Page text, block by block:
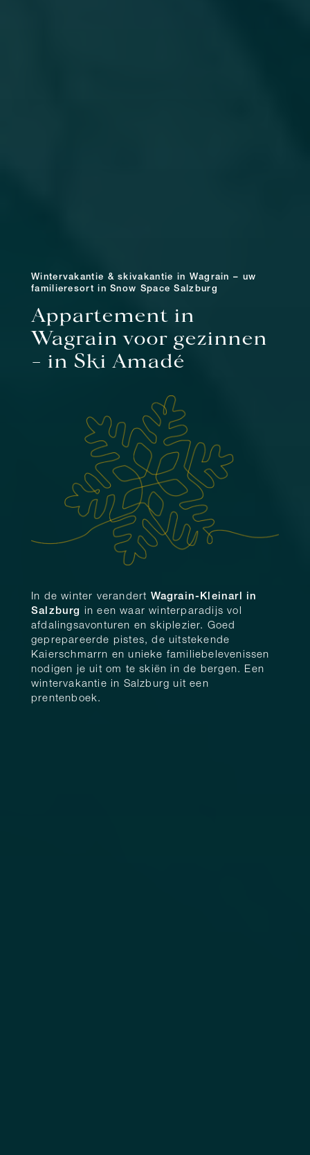
Wintervakantie & skivakantie in Wagrain – uw
familieresort in Snow Space Salzburg
Appartement in
Wagrain voor gezinnen
– in Ski Amadé
In de winter verandert Wagrain-Kleinarl in
Salzburg in een waar winterparadijs vol
afdalingsavonturen en skiplezier. Goed
geprepareerde pistes, de uitstekende
Kaierschmarrn en unieke familiebelevenissen
nodigen je uit om te skiën in de bergen. Een
wintervakantie in Salzburg uit een
prentenboek.